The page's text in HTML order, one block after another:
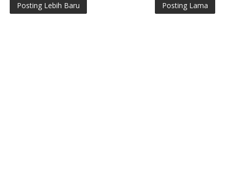
Posting Lebih Baru Posting Lama